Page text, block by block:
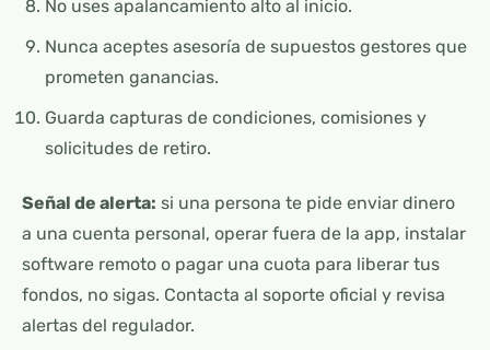
No uses apalancamiento alto al inicio.
Nunca aceptes asesoría de supuestos gestores que
prometen ganancias.
Guarda capturas de condiciones, comisiones y
solicitudes de retiro.
Señal de alerta: si una persona te pide enviar dinero
a una cuenta personal, operar fuera de la app, instalar
software remoto o pagar una cuota para liberar tus
fondos, no sigas. Contacta al soporte oficial y revisa
alertas del regulador.